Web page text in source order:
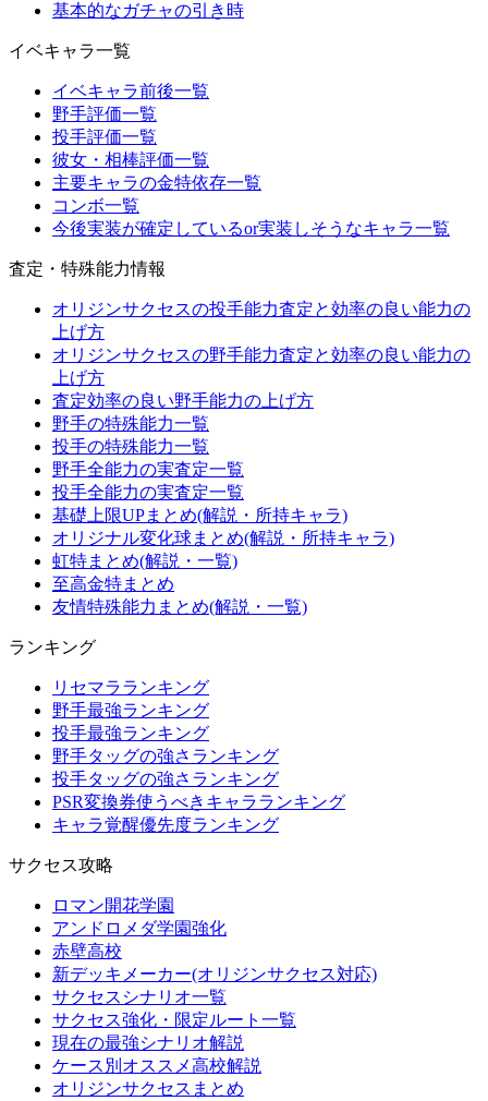
基本的なガチャの引き時
イベキャラ一覧
イベキャラ前後一覧
野手評価一覧
投手評価一覧
彼女・相棒評価一覧
主要キャラの金特依存一覧
コンボ一覧
今後実装が確定しているor実装しそうなキャラ一覧
査定・特殊能力情報
オリジンサクセスの投手能力査定と効率の良い能力の
上げ方
オリジンサクセスの野手能力査定と効率の良い能力の
上げ方
査定効率の良い野手能力の上げ方
野手の特殊能力一覧
投手の特殊能力一覧
野手全能力の実査定一覧
投手全能力の実査定一覧
基礎上限UPまとめ(解説・所持キャラ)
オリジナル変化球まとめ(解説・所持キャラ)
虹特まとめ(解説・一覧)
至高金特まとめ
友情特殊能力まとめ(解説・一覧)
ランキング
リセマラランキング
野手最強ランキング
投手最強ランキング
野手タッグの強さランキング
投手タッグの強さランキング
PSR変換券使うべきキャラランキング
キャラ覚醒優先度ランキング
サクセス攻略
ロマン開花学園
アンドロメダ学園強化
赤壁高校
新デッキメーカー(オリジンサクセス対応)
サクセスシナリオ一覧
サクセス強化・限定ルート一覧
現在の最強シナリオ解説
ケース別オススメ高校解説
オリジンサクセスまとめ